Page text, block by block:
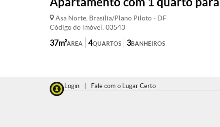
Asa Norte, Brasília/Plano Piloto - DF
Código do imóvel: 03543
ÁREA
37m² QUARTOS
4 BANHEIROS
3
Login Fale com o Lugar Certo